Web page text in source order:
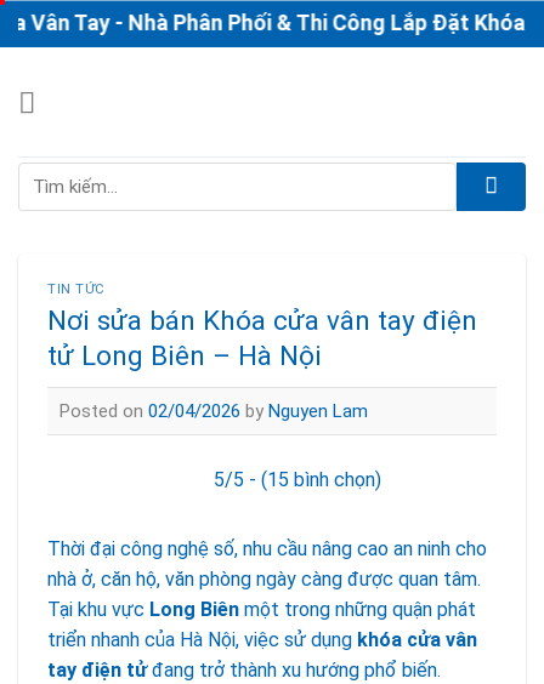
Skip
to
Tay - Nhà Phân Phối & Thi Công Lắp Đặt Khóa Vân
Tìm
TIN TỨC
Nơi sửa bán Khóa cửa vân tay điện
tử Long Biên – Hà Nội
Posted on 02/04/2026 by Nguyen Lam
5/5 - (15 bình chọn)
Thời đại công nghệ số, nhu cầu nâng cao an ninh cho
nhà ở, căn hộ, văn phòng ngày càng được quan tâm.
Tại khu vực Long Biên một trong những quận phát
triển nhanh của Hà Nội, việc sử dụng khóa cửa vân
tay điện tửđang trở thành xu hướng phổ biến.